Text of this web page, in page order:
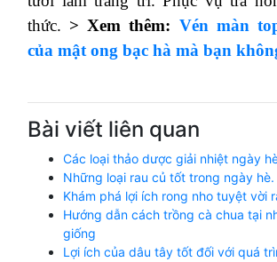
thức. > Xem thêm: Vén màn
của mật ong bạc hà mà bạn
Bài viết liên quan
Các loại thảo dược giải nhiệt ngày
Những loại rau củ tốt trong ngày hè.
Khám phá lợi ích rong nho tuyệt vời
Hướng dẫn cách trồng cà chua tại
giống
Lợi ích của dâu tây tốt đối với quá